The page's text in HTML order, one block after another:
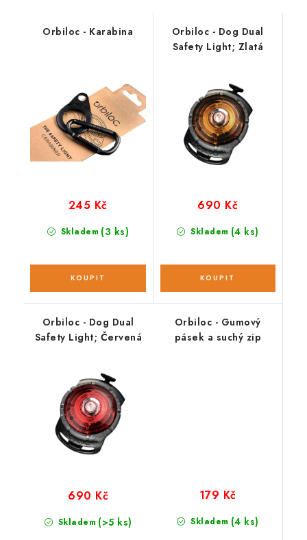
Orbiloc - Karabina
Skladem (3 ks)
245 Kč
Orbiloc - Dog Dual
Safety Light; Zlatá
Skladem (4 ks)
690 Kč
Orbiloc - Dog Dual
Safety Light; Červená
Skladem (>5 ks)
690 Kč
Orbiloc - Gumový
pásek a suchý zip
Skladem (4 ks)
179 Kč